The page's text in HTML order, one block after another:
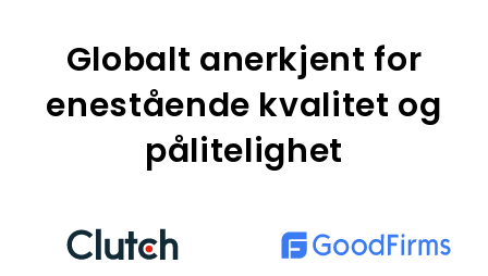
Globalt anerkjent for
enestående kvalitet og
pålitelighet